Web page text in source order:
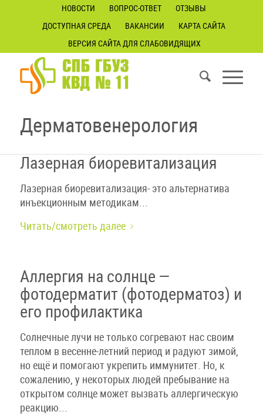
НОВОСТИ ВОПРОС-ОТВЕТ
ОТЗЫВЫ
ДОСТУПНАЯ СРЕДА
ВАКАНСИИ
КАРТА САЙТА
ВЕРСИЯ САЙТА ДЛЯ СЛАБОВИДЯЩИХ
Дерматовенерология
Лазерная биоревитализация
Лазерная биоревитализация- это альтернатива
инъекционным методикам...
Читать/смотреть далее
Аллергия на солнце —
фотодерматит (фотодерматоз) и
его профилактика
Солнечные лучи не только согревают нас своим
теплом в весенне-летний период и радуют зимой,
но ещё и помогают укрепить иммунитет. Но, к
сожалению, у некоторых людей пребывание на
открытом солнце может вызвать аллергическую
реакцию...